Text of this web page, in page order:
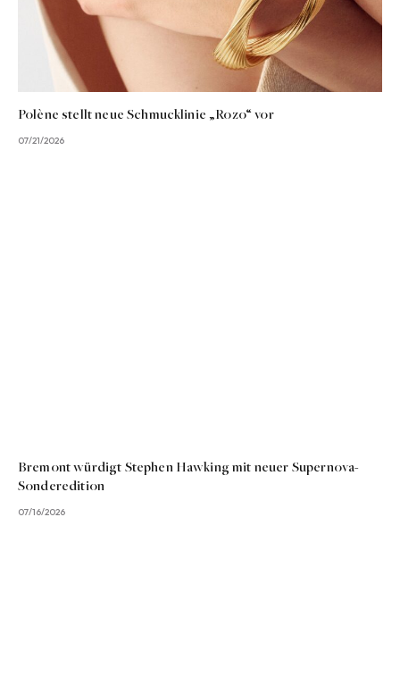
Polène stellt neue Schmucklinie „Rozo“ vor
07/21/2026
Bremont würdigt Stephen Hawking mit neuer Supernova-
Sonderedition
07/16/2026